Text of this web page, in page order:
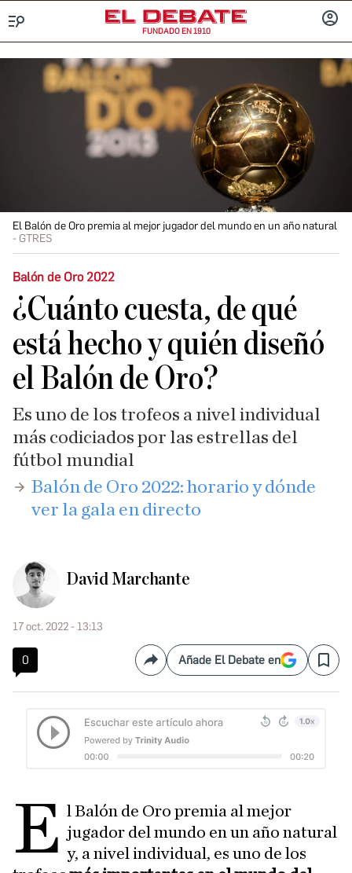
FUNDADO EN 1910
El Balón de Oro premia al mejor jugador del mundo en un año natural
GTRES
Balón de Oro 2022
¿Cuánto cuesta, de qué
está hecho y quién diseñó
el Balón de Oro?
Es uno de los trofeos a nivel individual
más codiciados por las estrellas del
fútbol mundial
Balón de Oro 2022: horario y dónde
ver la gala en directo
David Marchante
17 oct. 2022 - 13:13
0 CompartirAñade El Debate en Save
E l Balón de Oro premia al mejor
jugador del mundo en un año natural
y, a nivel individual, es uno de los